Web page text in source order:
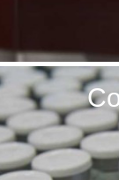
Maintenance
Services
Découpe
jet
d’eau
Soudure